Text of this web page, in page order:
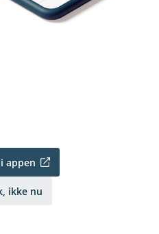
appen
ikke nu